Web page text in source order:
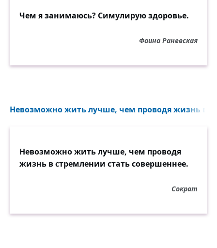
Чем я занимаюсь? Симулирую здоровье.
Фаина Раневская
Невозможно жить лучше, чем проводя жизнь в
Невозможно жить лучше, чем проводя
жизнь в стремлении стать совершеннее.
Сократ